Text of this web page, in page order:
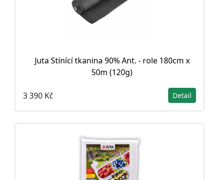
Juta Stínící tkanina 90% Ant. - role 180cm x
50m (120g)
3 390 Kč Detail